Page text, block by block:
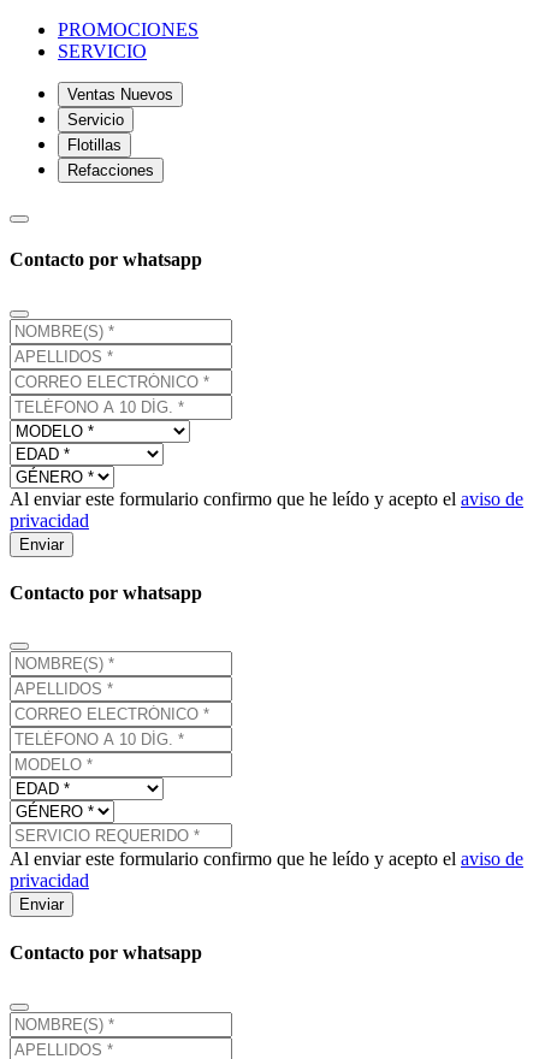
PROMOCIONES
SERVICIO
Ventas Nuevos
Servicio
Flotillas
Refacciones
Contacto por whatsapp
Al enviar este formulario confirmo que he leído y acepto el aviso de
privacidad
Enviar
Contacto por whatsapp
Al enviar este formulario confirmo que he leído y acepto el aviso de
privacidad
Enviar
Contacto por whatsapp